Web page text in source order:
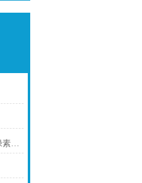
一文读懂：叶绿素荧光仪和叶绿素仪，你选对了吗？